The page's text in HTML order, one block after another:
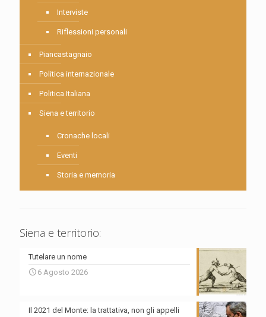
Interviste
Riflessioni personali
Piancastagnaio
Politica internazionale
Politica Italiana
Siena e territorio
Cronache locali
Eventi
Storia e memoria
Siena e territorio:
Tutelare un nome
6 Agosto 2026
Il 2021 del Monte: la trattativa, non gli appelli